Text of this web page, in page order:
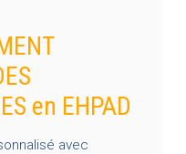
en EHPAD
avec